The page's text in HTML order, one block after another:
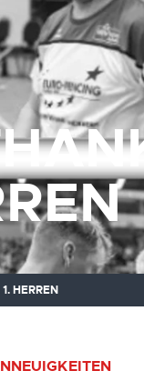
HERREN
NEUIGKEITEN